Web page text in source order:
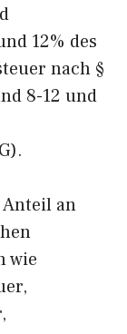
12% des
nach §
8-12 und
an
wie